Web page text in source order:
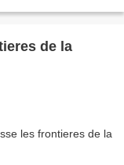
de la